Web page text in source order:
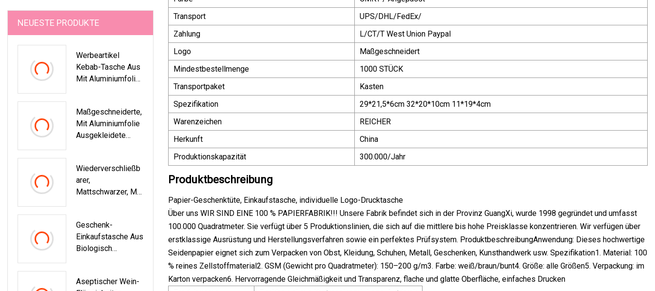
NEUESTE PRODUKTE
Werbeartikel
Kebab-Tasche Aus
Mit Aluminiumfolie
Lebensmittelqualit
Ät
Maßgeschneiderte,
Mit Aluminiumfolie
Ausgekleidete
Wiederverschließb
Arer,
Mattschwarzer, Mit
Reißverschlussbeu
Tel
Geschenk-
Einkaufstasche Aus
Biologisch
Boden, Braune
Aseptischer Wein-
Transport
UPS/DHL/FedEx/
Zahlung
L/CT/T West Union Paypal
Logo
Maßgeschneidert
Mindestbestellmenge
1000 STÜCK
Transportpaket
Kasten
Spezifikation
29*21,5*6cm 32*20*10cm 11*19*4cm
Warenzeichen
REICHER
Herkunft
China
Produktionskapazität
300.000/Jahr
Produktbeschreibung
Papier-Geschenktüte, Einkaufstasche, individuelle Logo-Drucktasche
Über uns WIR SIND EINE 100 % PAPIERFABRIK!!! Unsere Fabrik befindet sich in der Provinz GuangXi, wurde 1998 gegründet und umfasst
100.000 Quadratmeter. Sie verfügt über 5 Produktionslinien, die sich auf die mittlere bis hohe Preisklasse konzentrieren. Wir verfügen über
erstklassige Ausrüstung und Herstellungsverfahren sowie ein perfektes Prüfsystem. ProduktbeschreibungAnwendung: Dieses hochwertige
Seidenpapier eignet sich zum Verpacken von Obst, Kleidung, Schuhen, Metall, Geschenken, Kunsthandwerk usw. Spezifikation1. Material: 100
% reines Zellstoffmaterial2. GSM (Gewicht pro Quadratmeter): 150–200 g/m3. Farbe: weiß/braun/bunt4. Größe: alle Größen5. Verpackung: im
Karton verpacken6. Hervorragende Gleichmäßigkeit und Transparenz, flache und glatte Oberfläche, einfaches Drucken